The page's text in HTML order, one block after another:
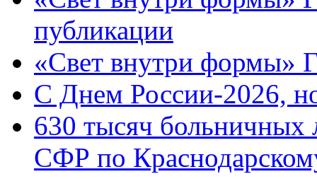
публикации
«Свет внутри формы»
C Днем России-2026,
630 тысяч больничных
СФР по